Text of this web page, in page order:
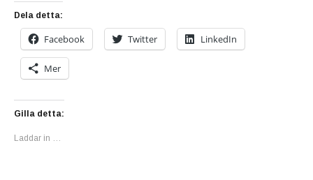
Dela detta:
Facebook Twitter LinkedIn
Mer
Gilla detta:
Laddar in …